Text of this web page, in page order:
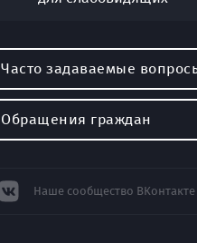
Часто задаваемые
Обращения граждан
Наше сообщество ВКонтакте